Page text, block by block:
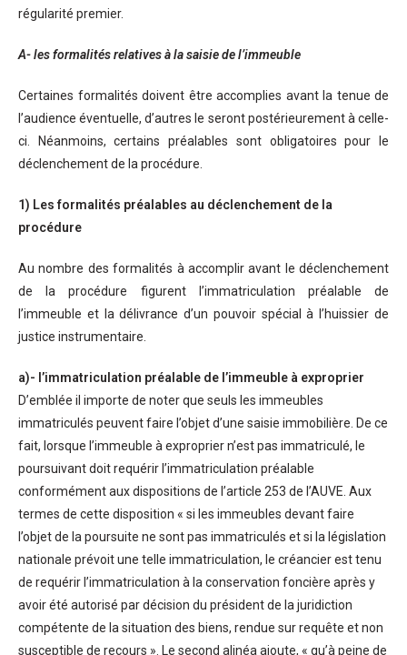
régularité premier.
A- les formalités relatives à la saisie de l’immeuble
Certaines formalités doivent être accomplies avant la tenue de
l’audience éventuelle, d’autres le seront postérieurement à celle-
ci. Néanmoins, certains préalables sont obligatoires pour le
déclenchement de la procédure.
1) Les formalités préalables au déclenchement de la
procédure
Au nombre des formalités à accomplir avant le déclenchement
de la procédure figurent l’immatriculation préalable de
l’immeuble et la délivrance d’un pouvoir spécial à l’huissier de
justice instrumentaire.
a)- l’immatriculation préalable de l’immeuble à exproprier
D’emblée il importe de noter que seuls les immeubles
immatriculés peuvent faire l’objet d’une saisie immobilière. De ce
fait, lorsque l’immeuble à exproprier n’est pas immatriculé, le
poursuivant doit requérir l’immatriculation préalable
conformément aux dispositions de l’article 253 de l’AUVE. Aux
termes de cette disposition « si les immeubles devant faire
l’objet de la poursuite ne sont pas immatriculés et si la législation
nationale prévoit une telle immatriculation, le créancier est tenu
de requérir l’immatriculation à la conservation foncière après y
avoir été autorisé par décision du président de la juridiction
compétente de la situation des biens, rendue sur requête et non
susceptible de recours ». Le second alinéa ajoute, « qu’à peine de